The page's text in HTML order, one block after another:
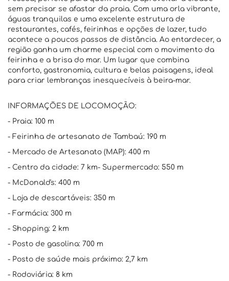
sem precisar se afastar da praia. Com uma orla vibrante,
águas tranquilas e uma excelente estrutura de
restaurantes, cafés, feirinhas e opções de lazer, tudo
acontece a poucos passos de distância. Ao entardecer, a
região ganha um charme especial com o movimento da
feirinha e a brisa do mar. Um lugar que combina
conforto, gastronomia, cultura e belas paisagens, ideal
para criar lembranças inesquecíveis à beira-mar.
INFORMAÇÕES DE LOCOMOÇÃO:
- Praia: 100 m
- Feirinha de artesanato de Tambaú: 190 m
- Mercado de Artesanato (MAP): 400 m
- Centro da cidade: 7 km- Supermercado: 550 m
- McDonald's: 400 m
- Loja de descartáveis: 350 m
- Farmácia: 300 m
- Shopping: 2 km
- Posto de gasolina: 700 m
- Posto de saúde mais próximo: 2,7 km
- Rodoviária: 8 km